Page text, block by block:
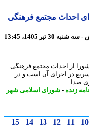
مجتمع فرهنگی
احداث مجتمع فرهنگی
اجرای آن است و در
...
-شورای اسلامی شهر
11
12
13
14
15